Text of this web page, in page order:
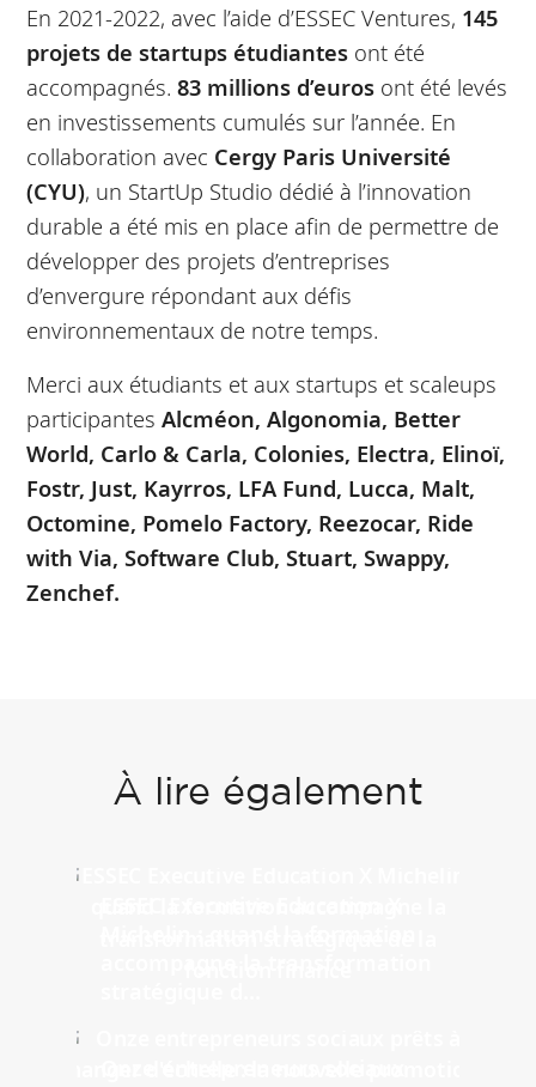
En 2021-2022, avec l’aide d’ESSEC Ventures, 145
projets de startups étudiantes ont été
accompagnés. 83 millions d’euros ont été levés
en investissements cumulés sur l’année. En
collaboration avec Cergy Paris Université
(CYU), un StartUp Studio dédié à l’innovation
durable a été mis en place afin de permettre de
développer des projets d’entreprises
d’envergure répondant aux défis
environnementaux de notre temps.
Merci aux étudiants et aux startups et scaleups
participantesAlcméon, Algonomia, Better
World, Carlo & Carla, Colonies, Electra, Elinoï,
Fostr, Just, Kayrros, LFA Fund, Lucca, Malt,
Octomine, Pomelo Factory, Reezocar, Ride
with Via, Software Club, Stuart, Swappy,
Zenchef.
À lire également